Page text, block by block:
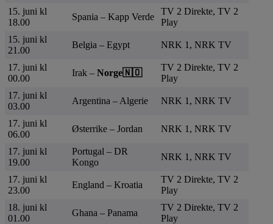
15. juni kl
18.00
Spania – Kapp Verde
TV 2 Direkte, TV 2
Play
15. juni kl
21.00
Belgia – Egypt NRK 1, NRK TV
17. juni kl
00.00
Irak – Norge🇳🇴
TV 2 Direkte, TV 2
Play
17. juni kl
03.00
Argentina – Algerie NRK 1, NRK TV
17. juni kl
06.00
Østerrike – Jordan NRK 1, NRK TV
17. juni kl
19.00
Portugal – DR
Kongo
NRK 1, NRK TV
17. juni kl
23.00
England – Kroatia
TV 2 Direkte, TV 2
Play
18. juni kl
01.00
Ghana – Panama
TV 2 Direkte, TV 2
Play